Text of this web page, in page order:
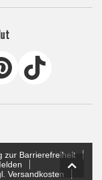
zur Barrierefreiheit
Versandkosten